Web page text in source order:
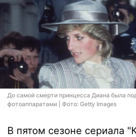
До самой смерти принцесса Диана была
фотоаппаратами | Фото: Getty Images
В пятом сезоне сериала